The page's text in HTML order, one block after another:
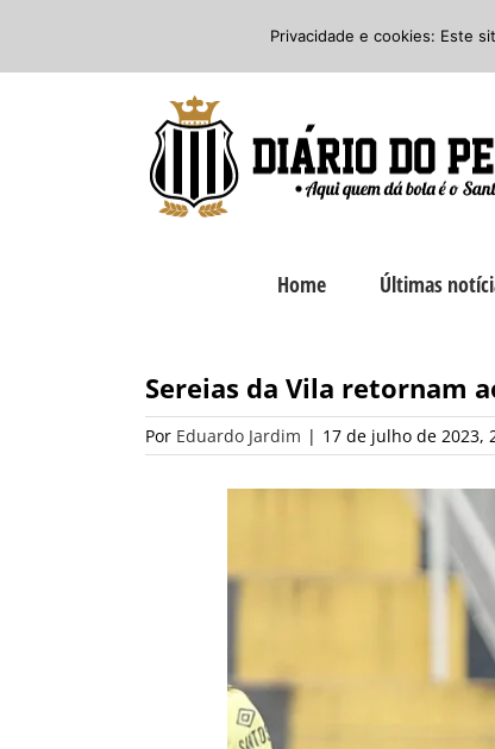
o
Facebook
Instagram
Home Últimas
Sereias da Vila retornam
Por Eduardo Jardim | 17 de julho de 2023,
Privacidade e cookies: Este